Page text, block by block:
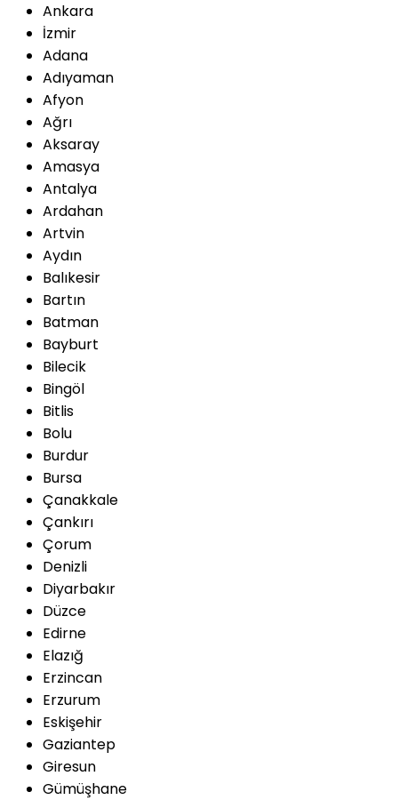
Ankara
İzmir
Adana
Adıyaman
Afyon
Ağrı
Aksaray
Amasya
Antalya
Ardahan
Artvin
Aydın
Balıkesir
Bartın
Batman
Bayburt
Bilecik
Bingöl
Bitlis
Bolu
Burdur
Bursa
Çanakkale
Çankırı
Çorum
Denizli
Diyarbakır
Düzce
Edirne
Elazığ
Erzincan
Erzurum
Eskişehir
Gaziantep
Giresun
Gümüşhane